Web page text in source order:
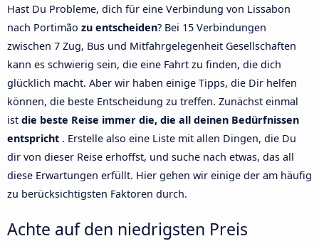
Hast Du Probleme, dich für eine Verbindung von Lissabon
nach Portimão zu entscheiden? Bei 15 Verbindungen
zwischen 7 Zug, Bus und Mitfahrgelegenheit Gesellschaften
kann es schwierig sein, die eine Fahrt zu finden, die dich
glücklich macht. Aber wir haben einige Tipps, die Dir helfen
können, die beste Entscheidung zu treffen. Zunächst einmal
ist die beste Reise immer die, die all deinen Bedürfnissen
entspricht . Erstelle also eine Liste mit allen Dingen, die Du
dir von dieser Reise erhoffst, und suche nach etwas, das all
diese Erwartungen erfüllt. Hier gehen wir einige der am häufig
zu berücksichtigsten Faktoren durch.
Achte auf den niedrigsten Preis